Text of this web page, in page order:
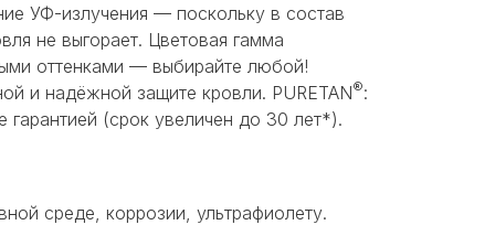
УФ-излучения — поскольку в состав
не выгорает. Цветовая гамма
оттенками — выбирайте любой!
и надёжной защите кровли. PURETAN®:
гарантией (срок увеличен до 30 лет*).
среде, коррозии, ультрафиолету.